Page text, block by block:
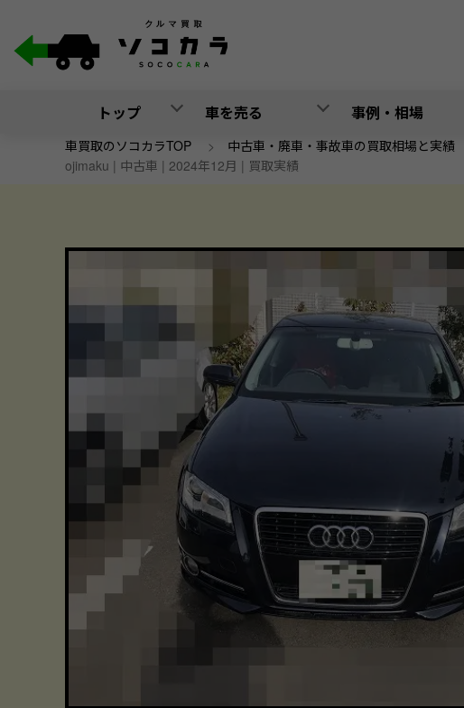
トップ 車を売る 事例・相場
車買取のソコカラTOP > 中古車・廃車・事故車の買取相場と実績
ojimaku | 中古車 | 2024年12月 | 買取実績